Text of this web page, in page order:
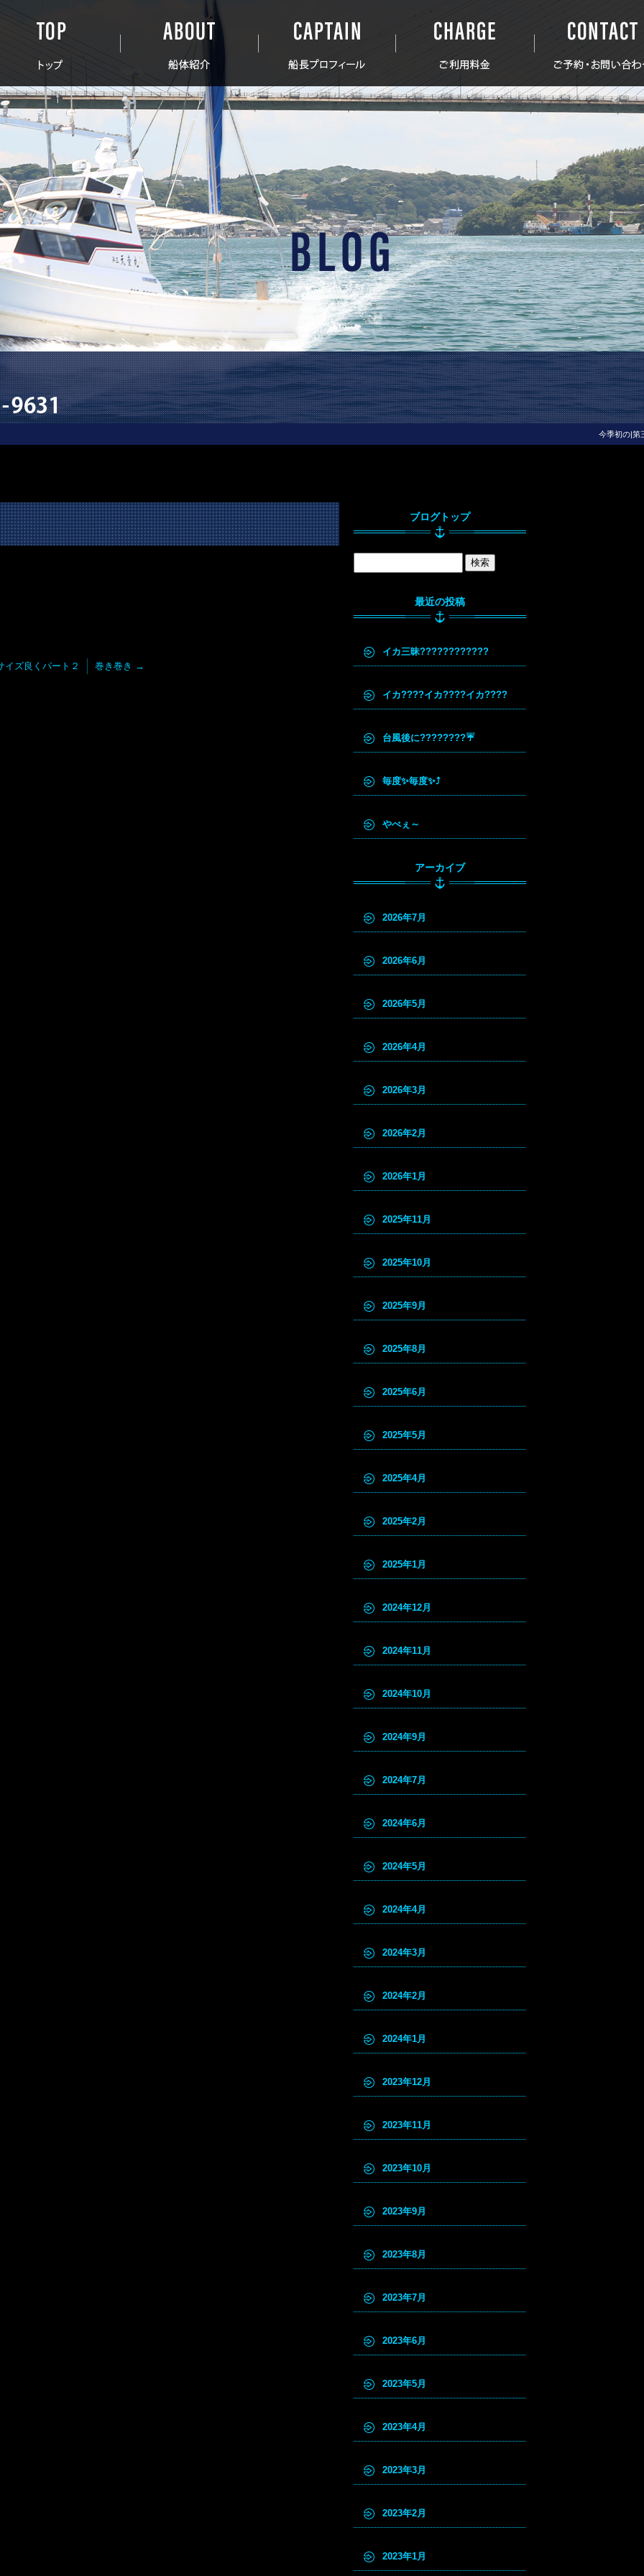
今季初の|第
イズ良くパート２ 巻き巻き →
ブログトップ
最近の投稿
イカ三昧????????????
イカ????イカ????イカ????
台風後に????????☔
毎度✨毎度✨⤴️
やべぇ～
アーカイブ
2026年7月
2026年6月
2026年5月
2026年4月
2026年3月
2026年2月
2026年1月
2025年11月
2025年10月
2025年9月
2025年8月
2025年6月
2025年5月
2025年4月
2025年2月
2025年1月
2024年12月
2024年11月
2024年10月
2024年9月
2024年7月
2024年6月
2024年5月
2024年4月
2024年3月
2024年2月
2024年1月
2023年12月
2023年11月
2023年10月
2023年9月
2023年8月
2023年7月
2023年6月
2023年5月
2023年4月
2023年3月
2023年2月
2023年1月